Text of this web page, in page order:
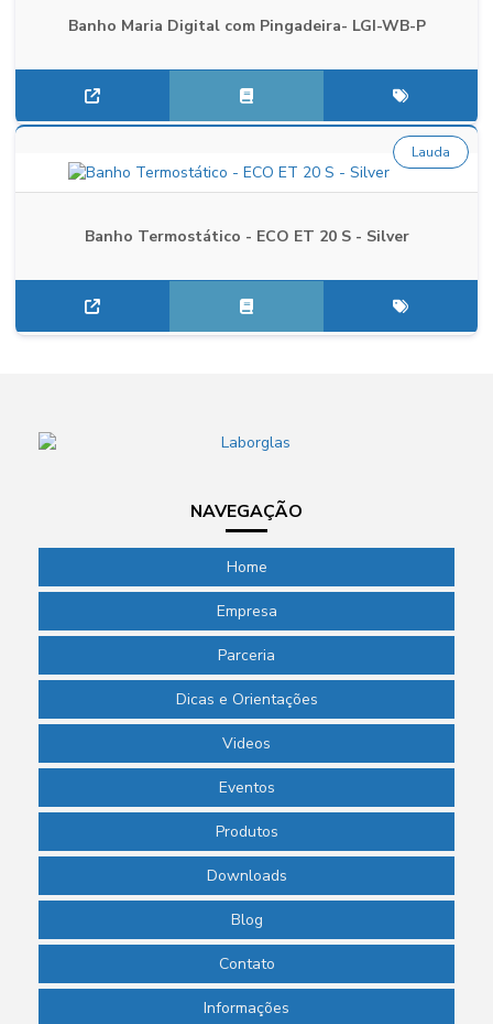
Banho Maria Digital com Pingadeira- LGI-WB-P
Banho Termostático - ECO ET 20 S - Silver
Lauda
NAVEGAÇÃO
Home
Empresa
Parceria
Dicas e Orientações
Videos
Eventos
Produtos
Downloads
Blog
Contato
Informações